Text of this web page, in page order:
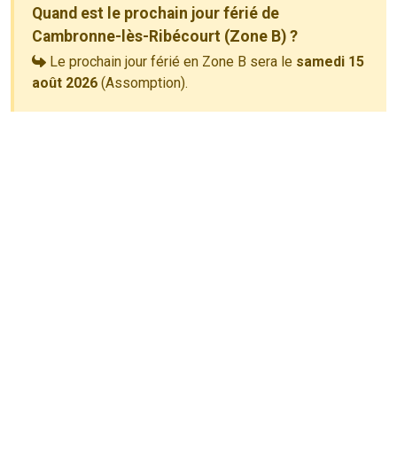
Quand est le prochain jour férié de
Cambronne-lès-Ribécourt (Zone B) ?
Le prochain jour férié en Zone B sera le samedi 15
août 2026 (Assomption).